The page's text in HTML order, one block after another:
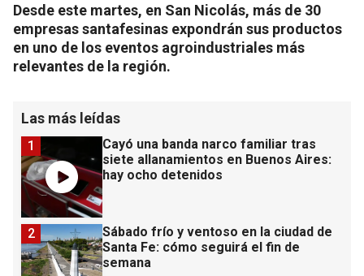
Desde este martes, en San Nicolás, más de 30
empresas santafesinas expondrán sus productos
en uno de los eventos agroindustriales más
relevantes de la región.
Las más leídas
Cayó una banda narco familiar tras
siete allanamientos en Buenos Aires:
hay ocho detenidos
1
Sábado frío y ventoso en la ciudad de
Santa Fe: cómo seguirá el fin de
semana
2